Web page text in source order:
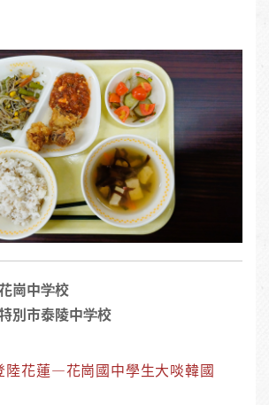
崗中学校
別市泰陵中学校
陸花蓮—花崗國中學生大啖韓國